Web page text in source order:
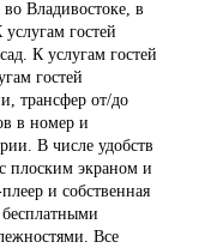
Владивостоке, в
гостей
К услугам гостей
гостей
трансфер от/до
в номер и
В числе удобств
плоским экраном и
и собственная
Все